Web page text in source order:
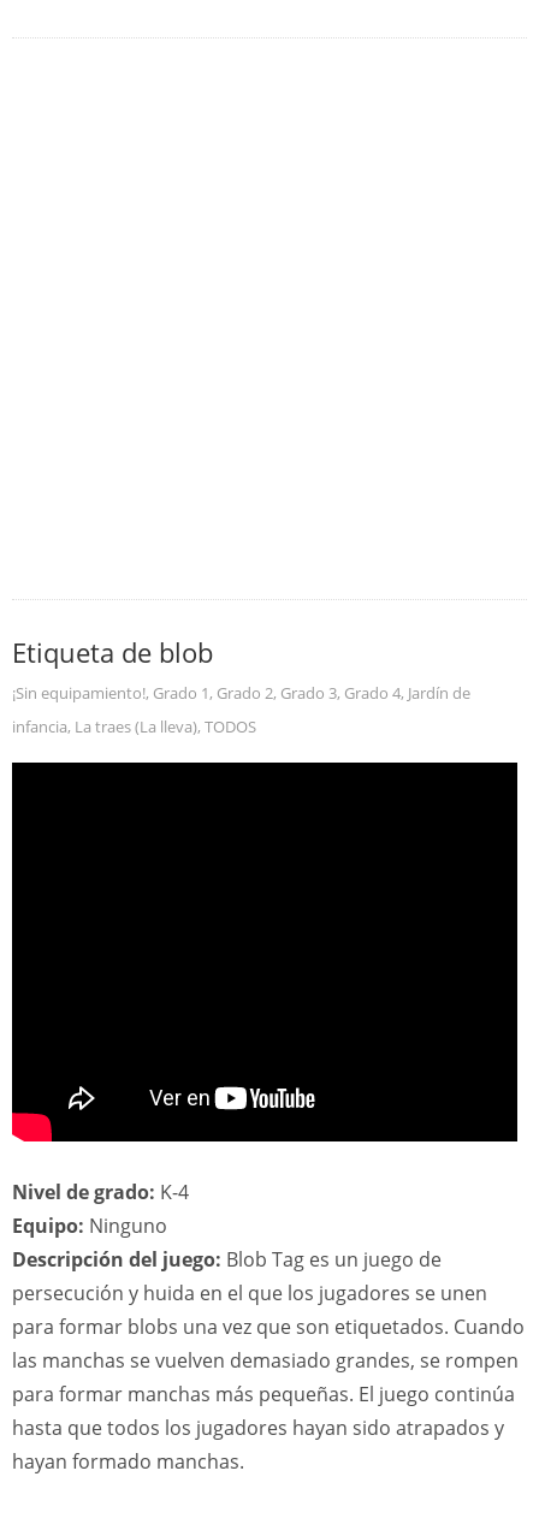
Etiqueta de blob
¡Sin equipamiento!, Grado 1, Grado 2, Grado 3, Grado 4, Jardín de
infancia, La traes (La lleva), TODOS
Nivel de grado: K-4
Equipo: Ninguno
Descripción del juego: Blob Tag es un juego de
persecución y huida en el que los jugadores se unen
para formar blobs una vez que son etiquetados. Cuando
las manchas se vuelven demasiado grandes, se rompen
para formar manchas más pequeñas. El juego continúa
hasta que todos los jugadores hayan sido atrapados y
hayan formado manchas.